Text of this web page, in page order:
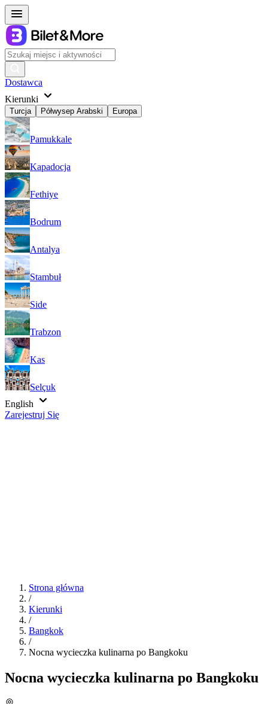
Dostawca
Kierunki
Turcja Półwysep Arabski Europa
Pamukkale
Kapadocja
Fethiye
Bodrum
Antalya
Stambuł
Side
Trabzon
Kas
Selçuk
English
Zarejestruj Się
Strona główna
/
Kierunki
/
Bangkok
/
Nocna wycieczka kulinarna po Bangkoku
Nocna wycieczka kulinarna po Bangkoku